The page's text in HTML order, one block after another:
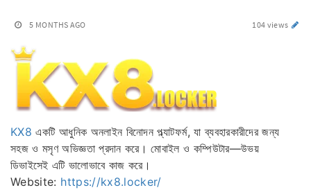
5 MONTHS AGO 104 views
KX8 একটি আধুনিক অনলাইন বিনোদন প্ল্যাটফর্ম, যা ব্যবহারকারীদের জন্য
সহজ ও মসৃণ অভিজ্ঞতা প্রদান করে। মোবাইল ও কম্পিউটার—উভয়
ডিভাইসেই এটি ভালোভাবে কাজ করে।
Website: https://kx8.locker/